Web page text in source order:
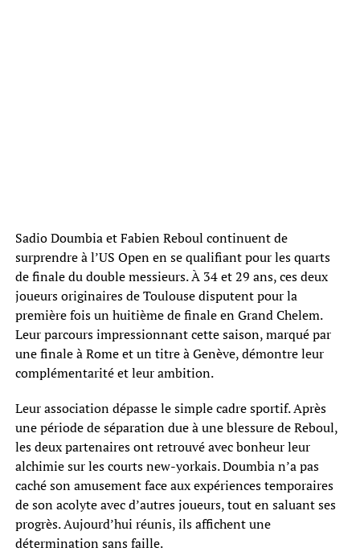
Sadio Doumbia et Fabien Reboul continuent de
surprendre à l’US Open en se qualifiant pour les quarts
de finale du double messieurs. À 34 et 29 ans, ces deux
joueurs originaires de Toulouse disputent pour la
première fois un huitième de finale en Grand Chelem.
Leur parcours impressionnant cette saison, marqué par
une finale à Rome et un titre à Genève, démontre leur
complémentarité et leur ambition.
Leur association dépasse le simple cadre sportif. Après
une période de séparation due à une blessure de Reboul,
les deux partenaires ont retrouvé avec bonheur leur
alchimie sur les courts new-yorkais. Doumbia n’a pas
caché son amusement face aux expériences temporaires
de son acolyte avec d’autres joueurs, tout en saluant ses
progrès. Aujourd’hui réunis, ils affichent une
détermination sans faille.